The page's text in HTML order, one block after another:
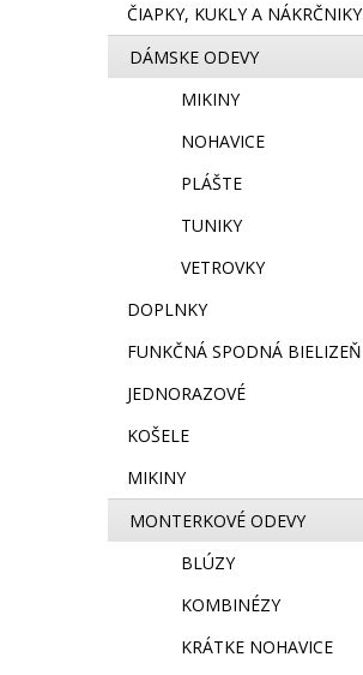
ČIAPKY, KUKLY A NÁKRČNIKY
DÁMSKE ODEVY
MIKINY
NOHAVICE
PLÁŠTE
TUNIKY
VETROVKY
DOPLNKY
FUNKČNÁ SPODNÁ BIELIZEŇ
JEDNORAZOVÉ
KOŠELE
MIKINY
MONTERKOVÉ ODEVY
BLÚZY
KOMBINÉZY
KRÁTKE NOHAVICE